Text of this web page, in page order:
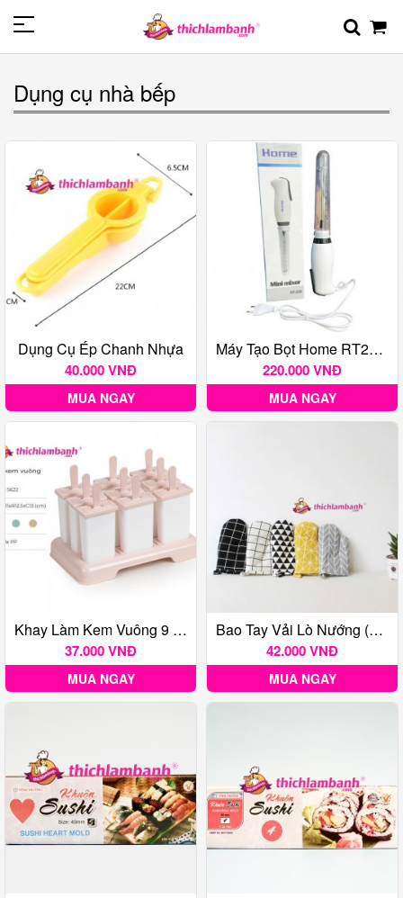
Dụng cụ nhà bếp
Dụng Cụ Ép Chanh Nhựa
40.000 VNĐ
MUA NGAY
Máy Tạo Bọt Home RT209 Cắm Điện
220.000 VNĐ
MUA NGAY
Khay Làm Kem Vuông 9 5622
37.000 VNĐ
MUA NGAY
Bao Tay Vải Lò Nướng (Màu Ngẫu Nhiên) - 1 Cặp
42.000 VNĐ
MUA NGAY